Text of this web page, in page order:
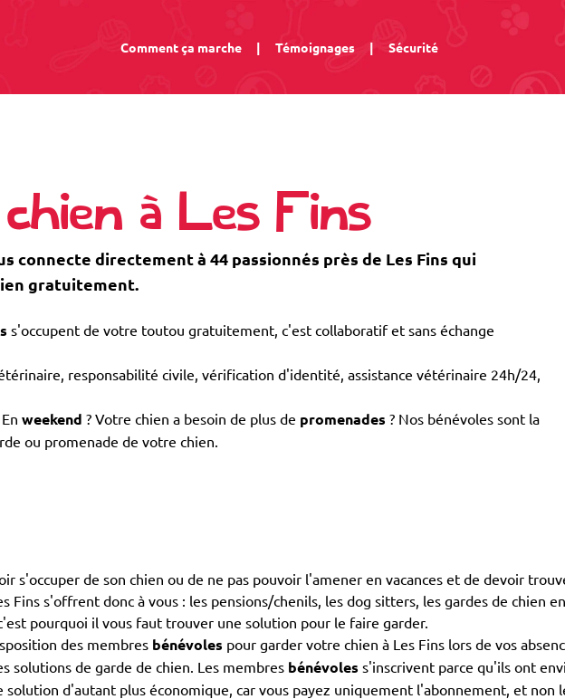
Comment ça marche | Témoignages | Sécurité
à Les Fins
connecte directement à 44 passionnés près de Les Fins qui
gratuitement.
s'occupent de votre toutou gratuitement, c'est collaboratif et sans échange
responsabilité civile, vérification d'identité, assistance vétérinaire 24h/24,
weekend ? Votre chien a besoin de plus de promenades ? Nos bénévoles sont la
ou promenade de votre chien.
s'occuper de son chien ou de ne pas pouvoir l'amener en vacances et de devoir
Fins s'offrent donc à vous : les pensions/chenils, les dog sitters, les gardes de chien
pourquoi il vous faut trouver une solution pour le faire garder.
des membres bénévoles pour garder votre chien à Les Fins lors de vos
solutions de garde de chien. Les membres bénévoles s'inscrivent parce qu'ils ont
solution d'autant plus économique, car vous payez uniquement l'abonnement, et non